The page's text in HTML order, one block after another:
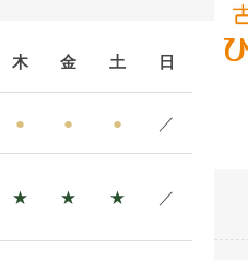
木 金 土 日
● ● ● ／
★ ★ ★ ／